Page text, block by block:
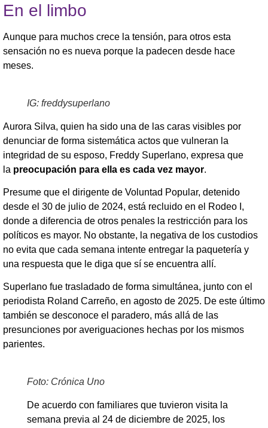
En el limbo
Aunque para muchos crece la tensión, para otros esta
sensación no es nueva porque la padecen desde hace
meses.
IG: freddysuperlano
Aurora Silva, quien ha sido una de las caras visibles por
denunciar de forma sistemática actos que vulneran la
integridad de su esposo, Freddy Superlano, expresa que
la preocupación para ella es cada vez mayor.
Presume que el dirigente de Voluntad Popular, detenido
desde el 30 de julio de 2024, está recluido en el Rodeo I,
donde a diferencia de otros penales la restricción para los
políticos es mayor. No obstante, la negativa de los custodios
no evita que cada semana intente entregar la paquetería y
una respuesta que le diga que sí se encuentra allí.
Superlano fue trasladado de forma simultánea, junto con el
periodista Roland Carreño, en agosto de 2025. De este último
también se desconoce el paradero, más allá de las
presunciones por averiguaciones hechas por los mismos
parientes.
Foto: Crónica Uno
De acuerdo con familiares que tuvieron visita la
semana previa al 24 de diciembre de 2025, los